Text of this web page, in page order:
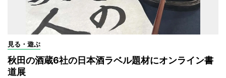
見る・遊ぶ
秋田の酒蔵6社の日本酒ラベル題材にオンライン書
道展